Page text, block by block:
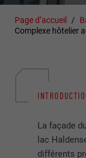
Page d’accueil
Complexe hôtelier
La façade
lac
différents